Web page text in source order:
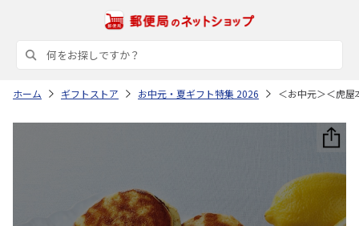
ホーム ギフトストア お中元・夏ギフト特集 2026 ＜お中元＞＜虎